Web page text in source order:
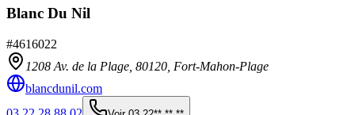
Blanc Du Nil
#4616022
1208 Av. de la Plage, 80120 Fort-Mahon-Plage
blancdunil.com